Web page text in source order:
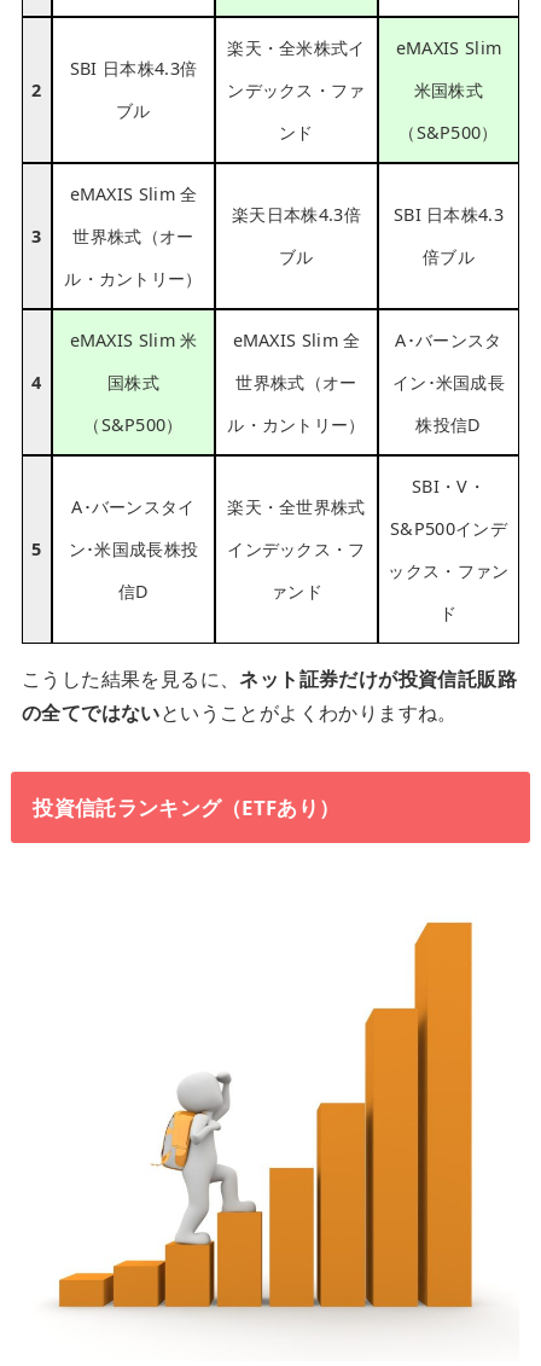
2
SBI 日本株4.3倍
ブル
楽天・全米株式イ
ンデックス・ファ
ンド
eMAXIS Slim
米国株式
（S&P500）
3
eMAXIS Slim 全
世界株式（オー
ル・カントリー）
楽天日本株4.3倍
ブル
SBI 日本株4.3
倍ブル
4
eMAXIS Slim 米
国株式
（S&P500）
eMAXIS Slim 全
世界株式（オー
ル・カントリー）
A･バーンスタ
イン･米国成長
株投信D
5
A･バーンスタイ
ン･米国成長株投
信D
楽天・全世界株式
インデックス・フ
ァンド
SBI・V・
S&P500インデ
ックス・ファン
ド
こうした結果を見るに、ネット証券だけが投資信託販路
の全てではないということがよくわかりますね。
投資信託ランキング（ETFあり）